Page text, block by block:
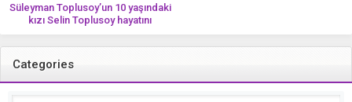
Süleyman Toplusoy’un 10 yaşındaki
kızı Selin Toplusoy hayatını
kaybetti! ‘Ah dünya güzeli melek’
Categories
Categories